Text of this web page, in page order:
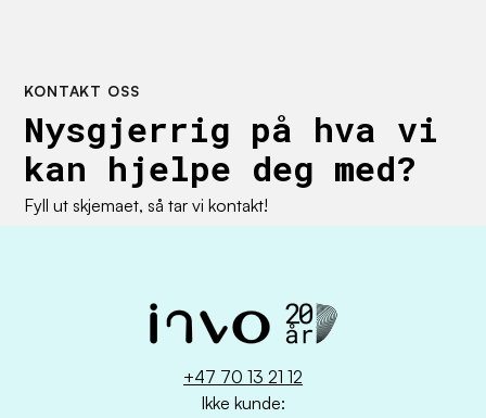
KONTAKT OSS
Nysgjerrig på hva vi
kan hjelpe deg med?
Fyll ut skjemaet, så tar vi kontakt!
+47 70 13 21 12
Ikke kunde: